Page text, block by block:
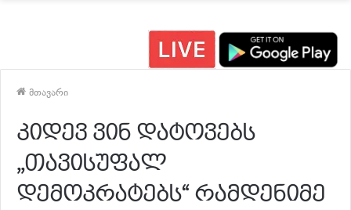
მთავარი
კიდევ ვინ დატოვებს
,,თავისუფალ
დემოკრატებს“ რამდენიმე